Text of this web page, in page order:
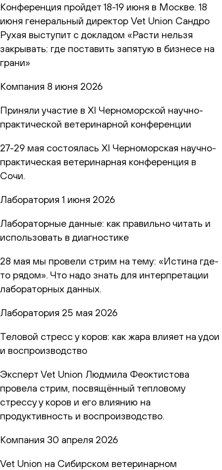
Конференция пройдет 18-19 июня в Москве. 18
июня генеральный директор Vet Union Сандро
Рухая выступит с докладом «Расти нельзя
закрывать: где поставить запятую в бизнесе на
грани»
Компания 8 июня 2026
Приняли участие в XI Черноморской научно-
практической ветеринарной конференции
27-29 мая состоялась XI Черноморская научно-
практическая ветеринарная конференция в
Сочи.
Лаборатория 1 июня 2026
Лабораторные данные: как правильно читать и
использовать в диагностике
28 мая мы провели стрим на тему: «Истина где-
то рядом». Что надо знать для интерпретации
лабораторных данных.
Лаборатория 25 мая 2026
Теловой стресс у коров: как жара влияет на удои
и воспроизводство
Эксперт Vet Union Людмила Феоктистова
провела стрим, посвящённый тепловому
стрессу у коров и его влиянию на
продуктивность и воспроизводство.
Компания 30 апреля 2026
Vet Union на Сибирском ветеринарном